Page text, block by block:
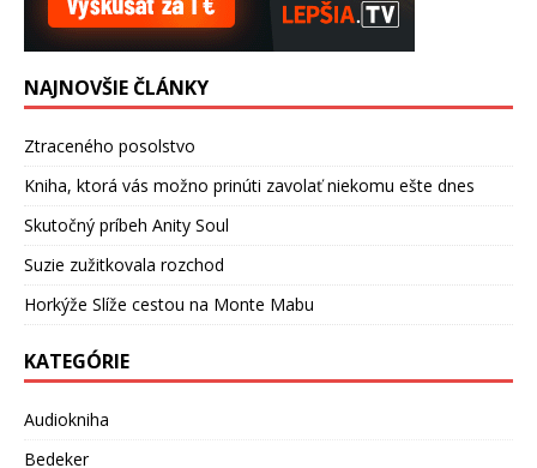
NAJNOVŠIE ČLÁNKY
Ztraceného posolstvo
Kniha, ktorá vás možno prinúti zavolať niekomu ešte dnes
Skutočný príbeh Anity Soul
Suzie zužitkovala rozchod
Horkýže Slíže cestou na Monte Mabu
KATEGÓRIE
Audiokniha
Bedeker